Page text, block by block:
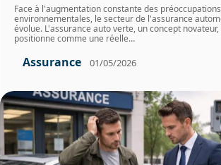
Face à l'augmentation constante des préoccupations
environnementales, le secteur de l'assurance
évolue. L'assurance auto verte, un concept novateur,
positionne comme une réelle…
Assurance 01/05/2026